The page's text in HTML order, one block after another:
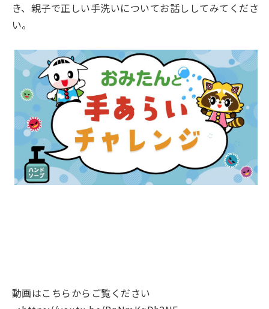
き、親子で正しい手洗いについてお話ししてみてくださ
い。
動画はこちらからご覧ください